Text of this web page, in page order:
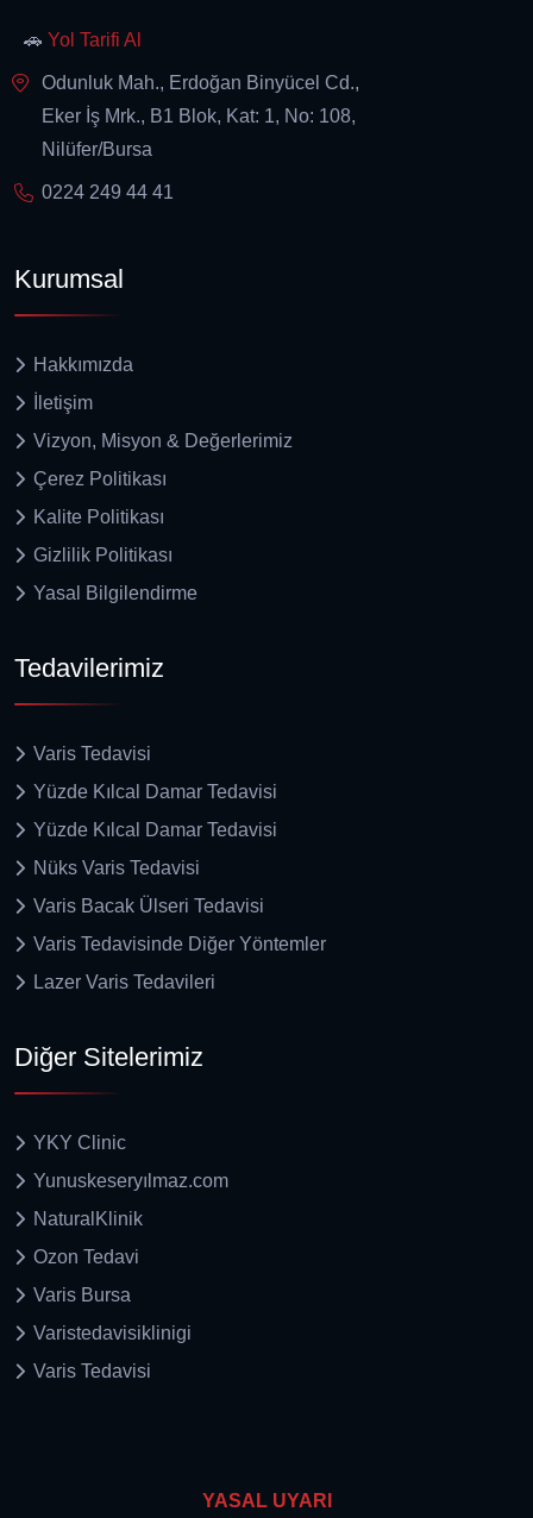
🚗 Yol Tarifi Al
Odunluk Mah., Erdoğan Binyücel Cd.,
Eker İş Mrk., B1 Blok, Kat: 1, No: 108,
Nilüfer/Bursa
0224 249 44 41
Kurumsal
Hakkımızda
İletişim
Vizyon, Misyon & Değerlerimiz
Çerez Politikası
Kalite Politikası
Gizlilik Politikası
Yasal Bilgilendirme
Tedavilerimiz
Varis Tedavisi
Yüzde Kılcal Damar Tedavisi
Yüzde Kılcal Damar Tedavisi
Nüks Varis Tedavisi
Varis Bacak Ülseri Tedavisi
Varis Tedavisinde Diğer Yöntemler
Lazer Varis Tedavileri
Diğer Sitelerimiz
YKY Clinic
Yunuskeseryılmaz.com
NaturalKlinik
Ozon Tedavi
Varis Bursa
Varistedavisiklinigi
Varis Tedavisi
YASAL UYARI